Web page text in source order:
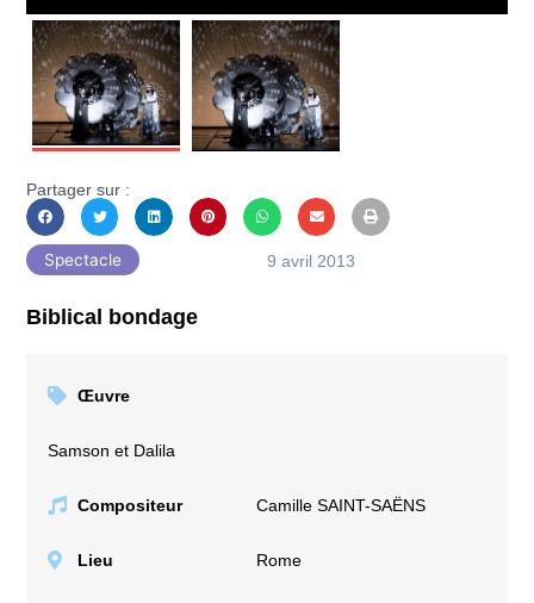
Partager sur :
Spectacle 9 avril 2013
Biblical bondage
Œuvre
Samson et Dalila
Compositeur Camille SAINT-SAËNS
Lieu Rome